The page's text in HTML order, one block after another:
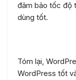
đảm bảo tốc độ
dùng tốt.
Tóm lại,
WordPress tốt